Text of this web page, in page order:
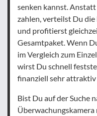
senken kannst.
zahlen, verteilst Du
und profitierst
Gesamtpaket. Wenn
im Vergleich zum
wirst Du schnell
finanziell sehr attraktiv
Bist Du auf der Suche